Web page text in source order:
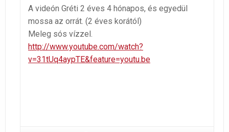
A videón Gréti 2 éves 4 hónapos, és egyedül
mossa az orrát. (2 éves korától)
Meleg sós vízzel.
http://www.youtube.com/watch?
v=31tUq4aypTE&feature=youtu.be